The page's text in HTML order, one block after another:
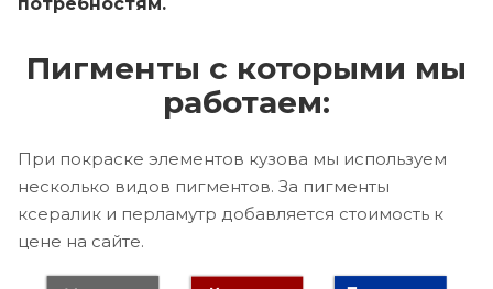
Пигменты с которыми мы
работаем:
При покраске элементов кузова мы используем
несколько видов пигментов. За пигменты
ксералик и перламутр добавляется стоимость к
цене на сайте.